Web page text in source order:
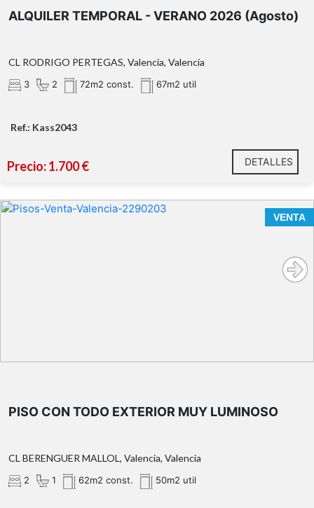
ALQUILER TEMPORAL - VERANO 2026 (Agosto)
CL RODRIGO PERTEGAS, Valencia, Valencia
3 2 72m2 const. 67m2 util
Ref.: Kass2043
Precio: 1.700 € DETALLES
VENTA
PISO CON TODO EXTERIOR MUY LUMINOSO
CL BERENGUER MALLOL, Valencia, Valencia
2 1 62m2 const. 50m2 util